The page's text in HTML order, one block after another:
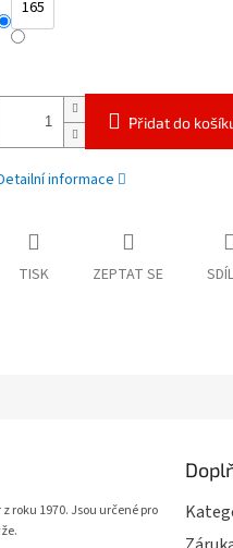
165
Přidat do
informace
TISK ZEPTAT SE
roku 1970. Jsou určené pro